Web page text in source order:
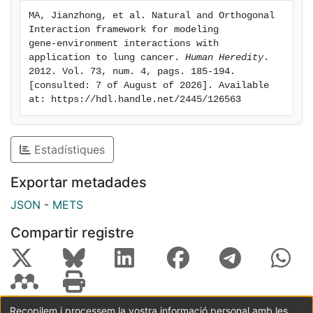
SNP-smoking interactions for some of the SNPs
tested. Conclusion: The NOIA statistical models are
usually more powerful than the functional models in
detecting main effects and interaction effects for both
quantitative traits and binary traits. Copyright (C)
2012 S. Karger AG, Basel
MA, Jianzhong, et al. Natural and Orthogonal
Interaction framework for modeling
gene-environment interactions with
application to lung cancer. Human Heredity.
2012. Vol. 73, num. 4, pags. 185-194.
[consulted: 7 of August of 2026]. Available
at: https://hdl.handle.net/2445/126563
Estadístiques
Exportar metadades
JSON - METS
Compartir registre
Recopilem i processem la vostra informació personal amb les